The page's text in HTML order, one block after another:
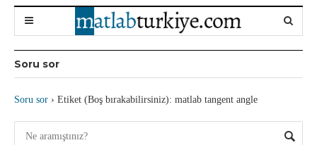
Soru sor
Soru sor › Etiket (Boş bırakabilirsiniz): matlab tangent angle